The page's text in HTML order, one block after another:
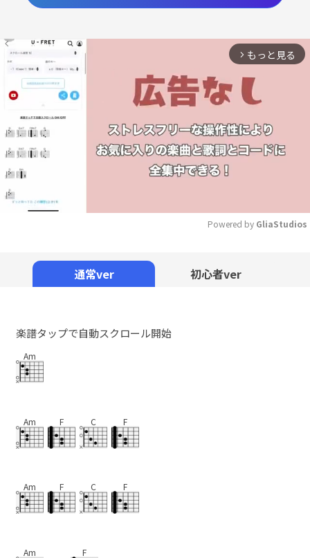
arrow_forward_ios もっと見る
Powered by GliaStudios
通常ver 初心者ver
楽譜タップで自動スクロール開始
Am
Am F C F
Am F C F
Am F